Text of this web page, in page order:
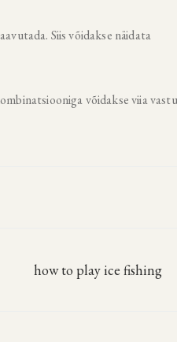
Siis võidakse näidata
võidakse viia
how to play ice fishing